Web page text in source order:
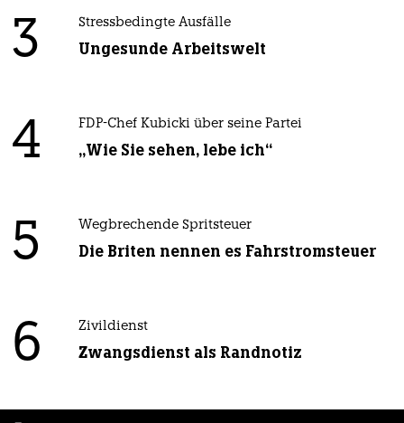
3 Stressbedingte Ausfälle
Ungesunde Arbeitswelt
4 FDP-Chef Kubicki über seine Partei
„Wie Sie sehen, lebe ich“
5 Wegbrechende Spritsteuer
Die Briten nennen es Fahrstromsteuer
6 Zivildienst
Zwangsdienst als Randnotiz